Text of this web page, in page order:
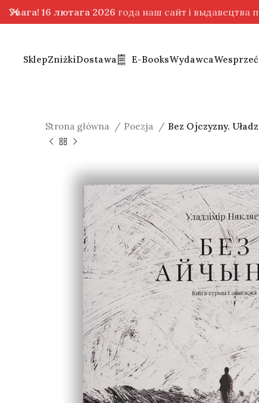
SklepZniżkiDostawa E-BooksWydawcaWesprzeć
Strona główna Poezja Bez Ojczyzny.
Увага! 16 лютага 2026 года наш сайт і выдавецтва